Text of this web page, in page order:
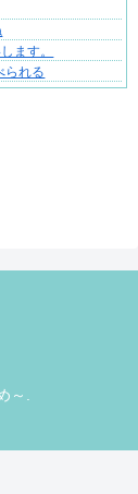
ます。
られる
～.